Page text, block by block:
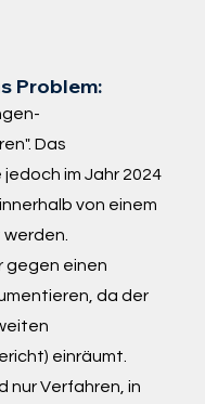
Problem:
Das
im Jahr 2024
von einem
gegen einen
da der
einräumt.
nur Verfahren, in